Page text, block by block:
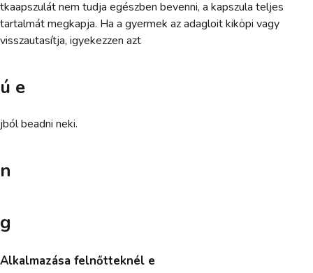
tkaapszulát nem tudja egészben bevenni, a kapszula teljes
tartalmát megkapja. Ha a gyermek az adagloit kiköpi vagy
visszautasítja, igyekezzen azt
ú e
jból beadni neki.
n
g
Alkalmazása felnőtteknél e